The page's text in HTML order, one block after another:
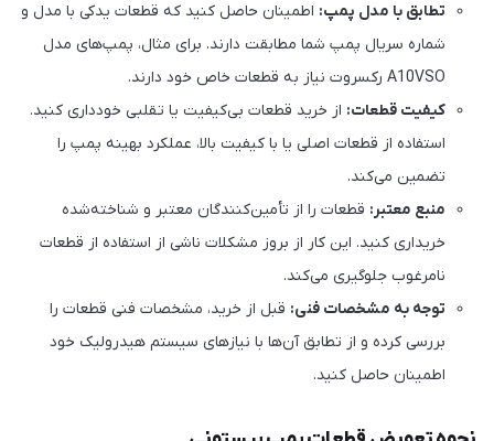
تطابق با مدل پمپ: اطمینان حاصل کنید که قطعات یدکی با مدل و
شماره سریال پمپ شما مطابقت دارند. برای مثال، پمپ‌های مدل
A10VSO رکسروت نیاز به قطعات خاص خود دارند.
کیفیت قطعات: از خرید قطعات بی‌کیفیت یا تقلبی خودداری کنید.
استفاده از قطعات اصلی یا با کیفیت بالا، عملکرد بهینه پمپ را
تضمین می‌کند.
منبع معتبر: قطعات را از تأمین‌کنندگان معتبر و شناخته‌شده
خریداری کنید. این کار از بروز مشکلات ناشی از استفاده از قطعات
نامرغوب جلوگیری می‌کند.
توجه به مشخصات فنی: قبل از خرید، مشخصات فنی قطعات را
بررسی کرده و از تطابق آن‌ها با نیازهای سیستم هیدرولیک خود
اطمینان حاصل کنید.